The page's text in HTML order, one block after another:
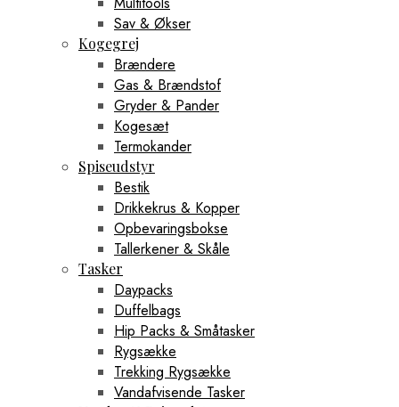
Sav & Økser
Kogegrej
Brændere
Gas & Brændstof
Gryder & Pander
Kogesæt
Termokander
Spiseudstyr
Bestik
Drikkekrus & Kopper
Opbevaringsbokse
Tallerkener & Skåle
Tasker
Daypacks
Duffelbags
Hip Packs & Småtasker
Rygsække
Trekking Rygsække
Vandafvisende Tasker